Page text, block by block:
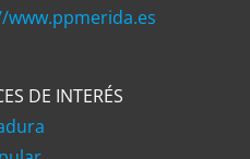
DE INTERÉS